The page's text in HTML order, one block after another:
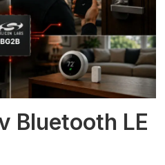
Bluetooth LE